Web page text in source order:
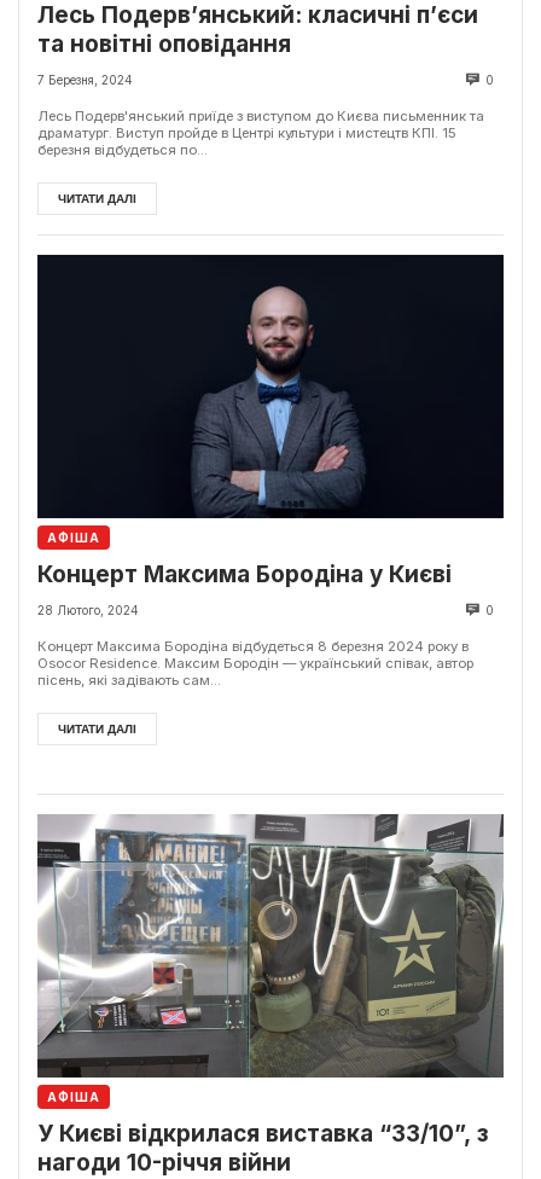
Лесь Подерв’янський: класичні п’єси
та новітні оповідання
7 Березня, 2024 0
Лесь Подерв'янський приїде з виступом до Києва письменник та
драматург. Виступ пройде в Центрі культури і мистецтв КПІ. 15
березня відбудеться по...
ЧИТАТИ ДАЛІ
АФІША
Концерт Максима Бородіна у Києві
28 Лютого, 2024 0
Концерт Максима Бородіна відбудеться 8 березня 2024 року в
Osocor Residence. Максим Бородін — український співак, автор
пісень, які задівають сам...
ЧИТАТИ ДАЛІ
АФІША
У Києві відкрилася виставка “33/10”, з
нагоди 10-річчя війни